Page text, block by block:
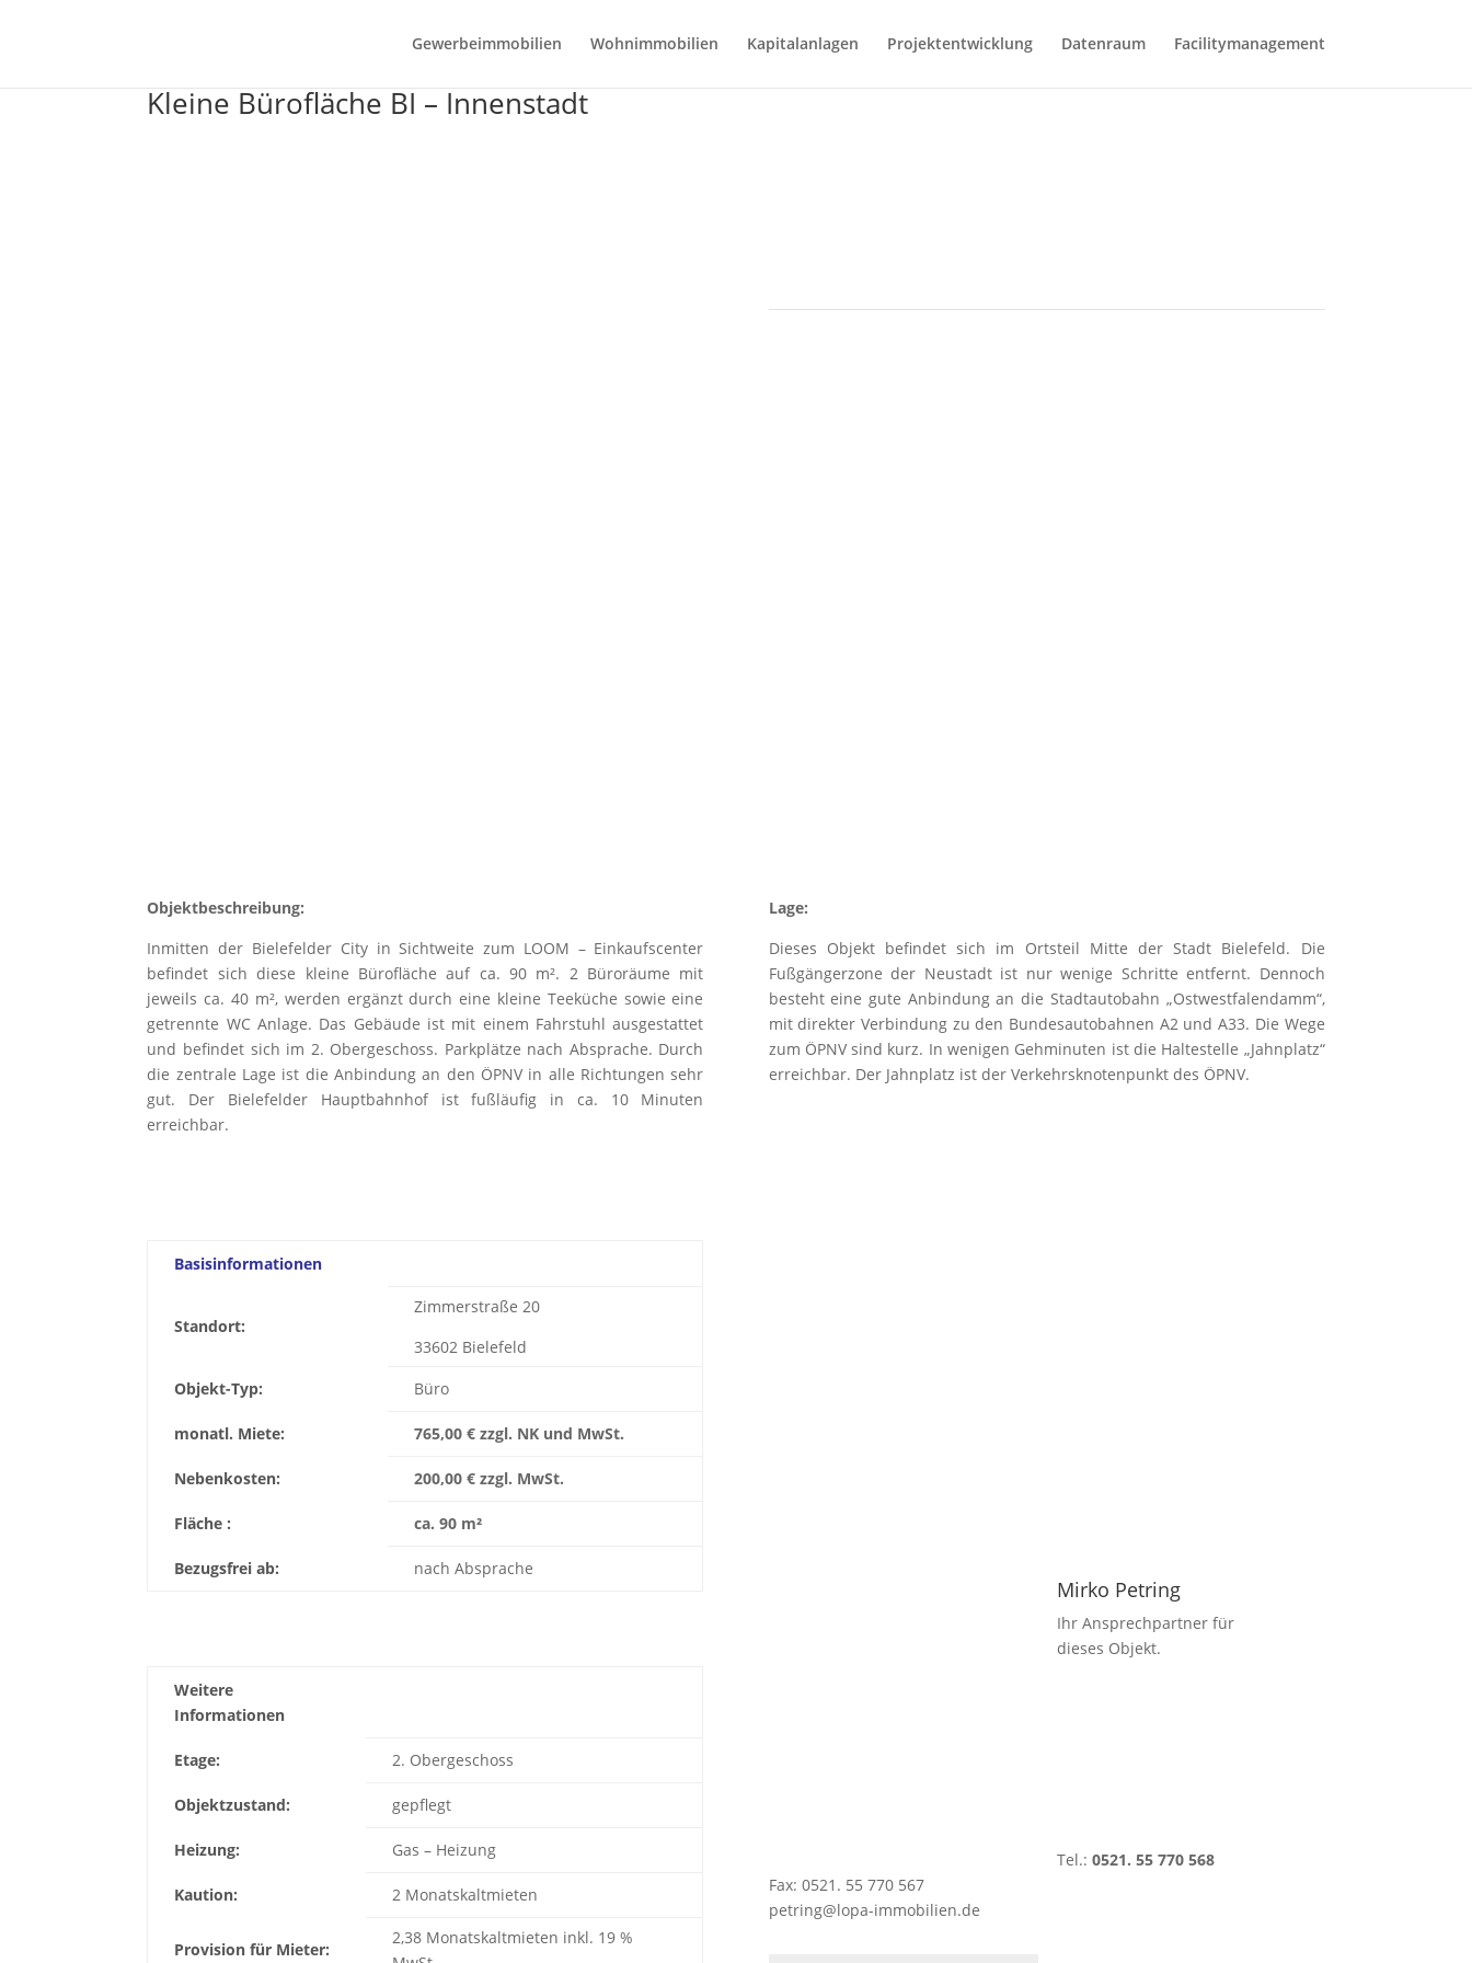
Gewerbeimmobilien Wohnimmobilien Kapitalanlagen Projektentwicklung Datenraum Facilitymanagement
Kleine Bürofläche BI – Innenstadt
Objektbeschreibung:
Inmitten der Bielefelder City in Sichtweite zum LOOM – Einkaufscenter
befindet sich diese kleine Bürofläche auf ca. 90 m². 2 Büroräume mit
jeweils ca. 40 m², werden ergänzt durch eine kleine Teeküche sowie eine
getrennte WC Anlage. Das Gebäude ist mit einem Fahrstuhl ausgestattet
und befindet sich im 2. Obergeschoss. Parkplätze nach Absprache. Durch
die zentrale Lage ist die Anbindung an den ÖPNV in alle Richtungen sehr
gut. Der Bielefelder Hauptbahnhof ist fußläufig in ca. 10 Minuten
erreichbar.
Lage:
Dieses Objekt befindet sich im Ortsteil Mitte der Stadt Bielefeld. Die
Fußgängerzone der Neustadt ist nur wenige Schritte entfernt. Dennoch
besteht eine gute Anbindung an die Stadtautobahn „Ostwestfalendamm“,
mit direkter Verbindung zu den Bundesautobahnen A2 und A33. Die Wege
zum ÖPNV sind kurz. In wenigen Gehminuten ist die Haltestelle „Jahnplatz“
erreichbar. Der Jahnplatz ist der Verkehrsknotenpunkt des ÖPNV.
Basisinformationen
Standort:
Zimmerstraße 20
33602 Bielefeld
Objekt-Typ:
Büro
monatl. Miete: 765,00 € zzgl. NK und MwSt.
Nebenkosten: 200,00 € zzgl. MwSt.
Fläche : ca. 90 m²
Bezugsfrei ab: nach Absprache
Weitere
Informationen
Etage: 2. Obergeschoss
Objektzustand: gepflegt
Heizung: Gas – Heizung
Kaution: 2 Monatskaltmieten
Provision für Mieter:
2,38 Monatskaltmieten inkl. 19 %
Mirko Petring
Ihr Ansprechpartner für
dieses Objekt.
Tel.: 0521. 55 770 568
Fax: 0521. 55 770 567
petring@lopa-immobilien.de